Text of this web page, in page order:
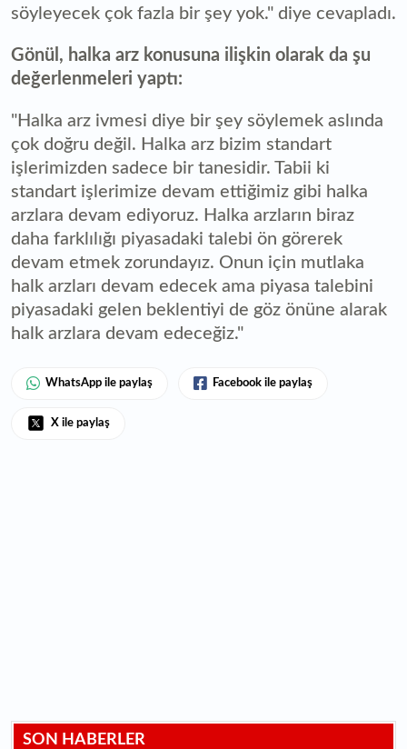
söyleyecek çok fazla bir şey yok." diye cevapladı.
Gönül, halka arz konusuna ilişkin olarak da şu
değerlenmeleri yaptı:
"Halka arz ivmesi diye bir şey söylemek aslında
çok doğru değil. Halka arz bizim standart
işlerimizden sadece bir tanesidir. Tabii ki
standart işlerimize devam ettiğimiz gibi halka
arzlara devam ediyoruz. Halka arzların biraz
daha farklılığı piyasadaki talebi ön görerek
devam etmek zorundayız. Onun için mutlaka
halk arzları devam edecek ama piyasa talebini
piyasadaki gelen beklentiyi de göz önüne alarak
halk arzlara devam edeceğiz."
WhatsApp ile paylaş Facebook ile paylaş
X ile paylaş
SON HABERLER